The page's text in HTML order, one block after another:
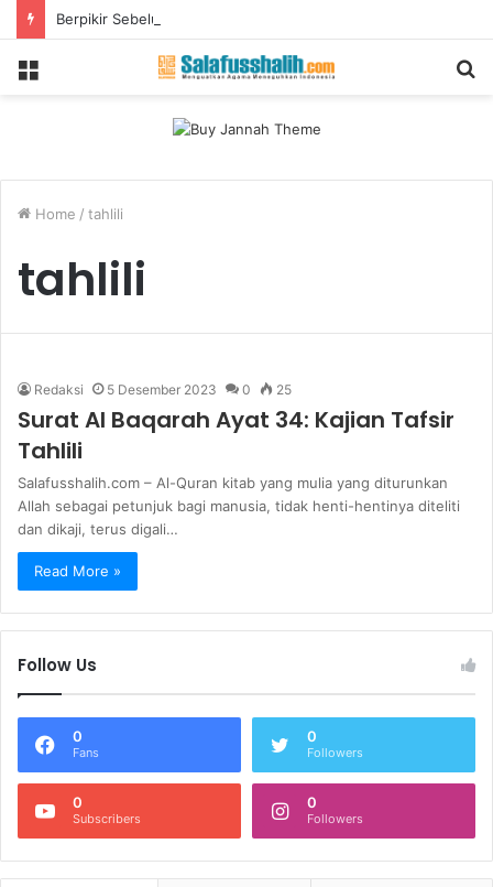
Berpikir Sebelum Berbicara
Home / tahlili
tahlili
Redaksi 5 Desember 2023 0 25
Surat Al Baqarah Ayat 34: Kajian Tafsir
Tahlili
Salafusshalih.com – Al-Quran kitab yang mulia yang diturunkan
Allah sebagai petunjuk bagi manusia, tidak henti-hentinya diteliti
dan dikaji, terus digali…
Read More »
Follow Us
0
Fans
0
Followers
0
Subscribers
0
Followers